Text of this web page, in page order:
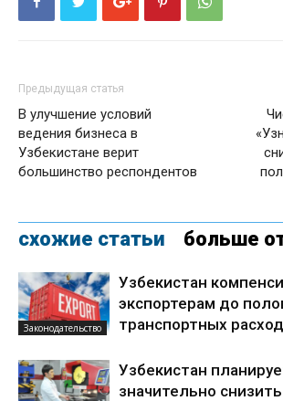
Предыдущая статья
В улучшение условий
ведения бизнеса в
Узбекистане верит
большинство респондентов
схожие статьи больше
Законодательство
Узбекистан
экспортерам до
транспортных
Узбекистан
значительно